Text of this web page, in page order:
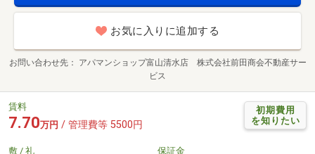
お気に入りに追加する
お問い合わせ先
アパマンショップ富山清水店 株式会社前田商会不動産サー
ビス
初期費用
を知りたい
賃料
7.70万円 / 管理費等 5500円
敷 / 礼 保証金